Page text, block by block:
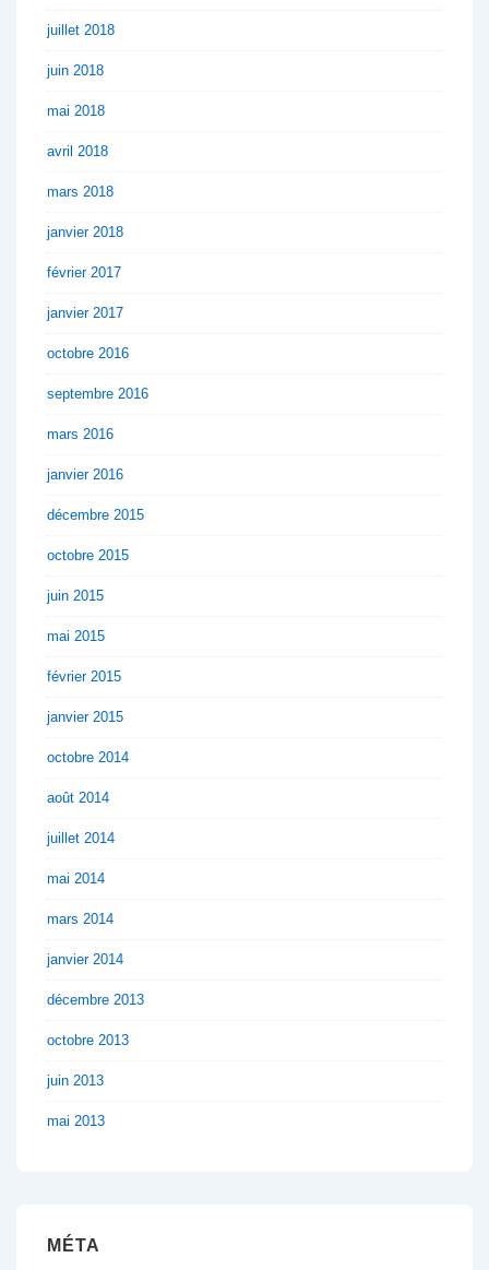
juillet 2018
juin 2018
mai 2018
avril 2018
mars 2018
janvier 2018
février 2017
janvier 2017
octobre 2016
septembre 2016
mars 2016
janvier 2016
décembre 2015
octobre 2015
juin 2015
mai 2015
février 2015
janvier 2015
octobre 2014
août 2014
juillet 2014
mai 2014
mars 2014
janvier 2014
décembre 2013
octobre 2013
juin 2013
mai 2013
MÉTA